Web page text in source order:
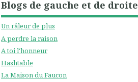
Blogs de gauche et de droite
Un râleur de plus
A perdre la raison
A toi l'honneur
Hashtable
La Maison du Faucon